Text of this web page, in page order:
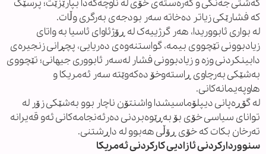
کەشتی جەنگی و کەرەستەی خۆی لە ناوچەکەدا بپارێزێت؛ پرسێک
کە فشارێکی زیاتر دەخاتە سەر بودجەی بەرگری وڵات.
لە بواری ئابووریدا، هەر گرژییەک لە ڕۆژئاوای ئاسیا بە واتای
زیادبوونی تێچووی بیمە، گواستنەوەی دەریایی، پچڕانی زنجیرەی
دابینکردنی وزە و زیادبوونی فشار لەسەر ئابووری جیهانی؛ تێچووی
بەشێکی بەرچاوی ڕاستەوخۆ دەکەوێتە سەر ئەمریکا و
هاوپەیمانەکانی.
لە گۆڕەپانی دیپلۆماسیشدا واشنتۆن ناچار بوو بەشێکی زۆر لە
توانای سیاسی خۆی بۆ بەڕێوەبردنی دەرئەنجامەکانی ئەو قەیرانە
تەرخان بکات کە خۆی ڕۆڵی هەبوو لە داڕشتنی.
سنووردارکردنی ئازادیی کارکردنی ئەمریکا